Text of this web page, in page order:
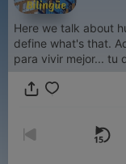
Here we talk about
define what's that. Aqui hablamos de experiencias humanas
para vivir mejor... tu